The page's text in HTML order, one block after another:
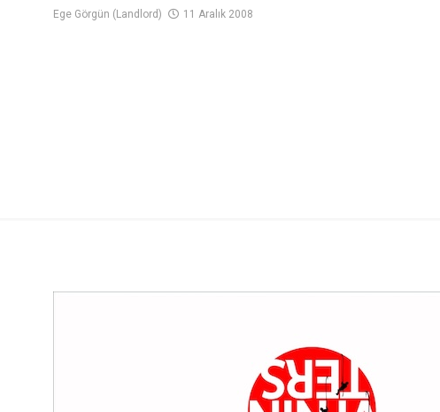
Ege Görgün (Landlord) 11 Aralık 2008